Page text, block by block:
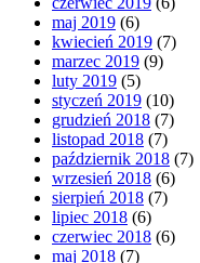
maj 2019 (6)
kwiecień 2019 (7)
marzec 2019 (9)
luty 2019 (5)
styczeń 2019 (10)
grudzień 2018 (7)
listopad 2018 (7)
październik 2018 (7)
wrzesień 2018 (6)
sierpień 2018 (7)
lipiec 2018 (6)
czerwiec 2018 (6)
maj 2018 (7)